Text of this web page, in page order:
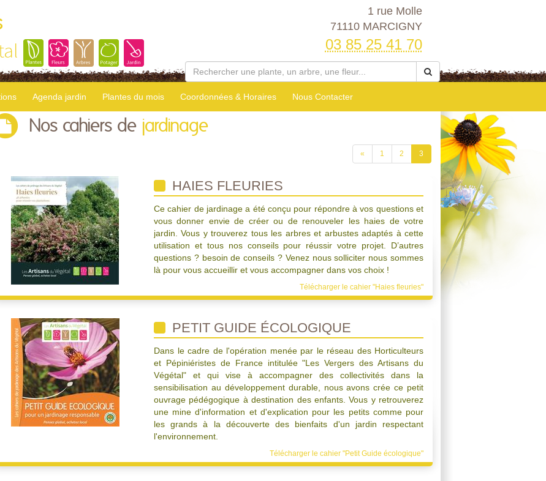
1 rue Molle
71110 MARCIGNY
03 85 25 41 70
Agenda jardin Plantes du mois Coordonnées & Horaires Nous Contacter
Nos cahiers de jardinage
« 1 2 3
HAIES FLEURIES
Ce cahier de jardinage a été conçu pour répondre à vos questions et
vous donner envie de créer ou de renouveler les haies de votre
jardin. Vous y trouverez tous les arbres et arbustes adaptés à cette
utilisation et tous nos conseils pour réussir votre projet. D’autres
questions ? besoin de conseils ? Venez nous solliciter nous sommes
là pour vous accueillir et vous accompagner dans vos choix !
Télécharger le cahier "Haies fleuries"
PETIT GUIDE ÉCOLOGIQUE
Dans le cadre de l'opération menée par le réseau des Horticulteurs
et Pépiniéristes de France intitulée "Les Vergers des Artisans du
Végétal" et qui vise à accompagner des collectivités dans la
sensibilisation au développement durable, nous avons crée ce petit
ouvrage pédégogique à destination des enfants. Vous y retrouverez
une mine d'information et d'explication pour les petits comme pour
les grands à la découverte des bienfaits d'un jardin respectant
l'environnement.
Télécharger le cahier "Petit Guide écologique"